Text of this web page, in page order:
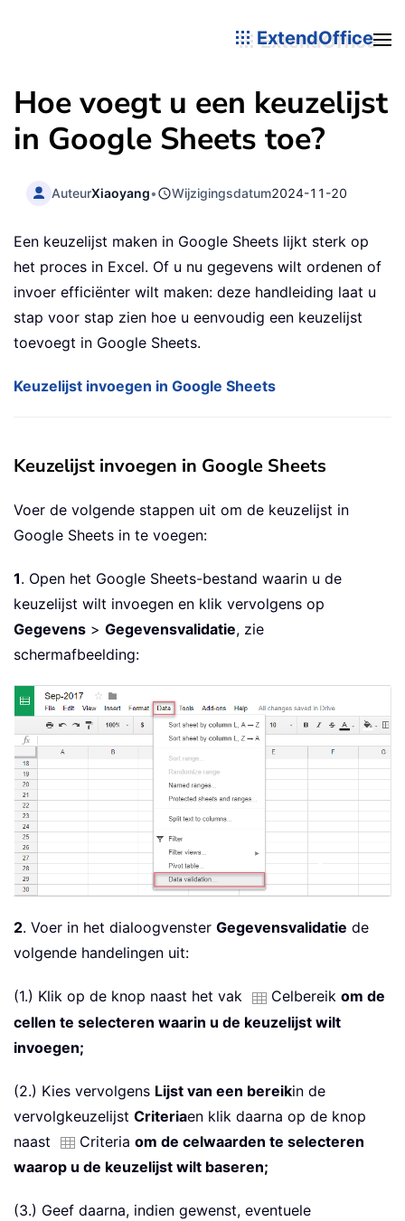
ExtendOffice
Hoe voegt u een keuzelijst
in Google Sheets toe?
AuteurXiaoyang• Wijzigingsdatum2024-11-20
Een keuzelijst maken in Google Sheets lijkt sterk op
het proces in Excel. Of u nu gegevens wilt ordenen of
invoer efficiënter wilt maken: deze handleiding laat u
stap voor stap zien hoe u eenvoudig een keuzelijst
toevoegt in Google Sheets.
Keuzelijst invoegen in Google Sheets
Keuzelijst invoegen in Google Sheets
Voer de volgende stappen uit om de keuzelijst in
Google Sheets in te voegen:
1. Open het Google Sheets-bestand waarin u de
keuzelijst wilt invoegen en klik vervolgens op
Gegevens > Gegevensvalidatie, zie
schermafbeelding:
2. Voer in het dialoogvenster Gegevensvalidatie de
volgende handelingen uit:
(1.) Klik op de knop naast het vak Celbereik om de
cellen te selecteren waarin u de keuzelijst wilt
invoegen;
(2.) Kies vervolgens Lijst van een bereikin de
vervolgkeuzelijst Criteriaen klik daarna op de knop
naast
Criteria om de celwaarden te selecteren
waarop u de keuzelijst wilt baseren;
(3.) Geef daarna, indien gewenst, eventuele